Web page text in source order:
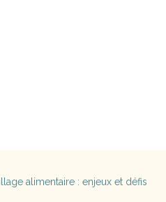
alimentaire : enjeux et défis